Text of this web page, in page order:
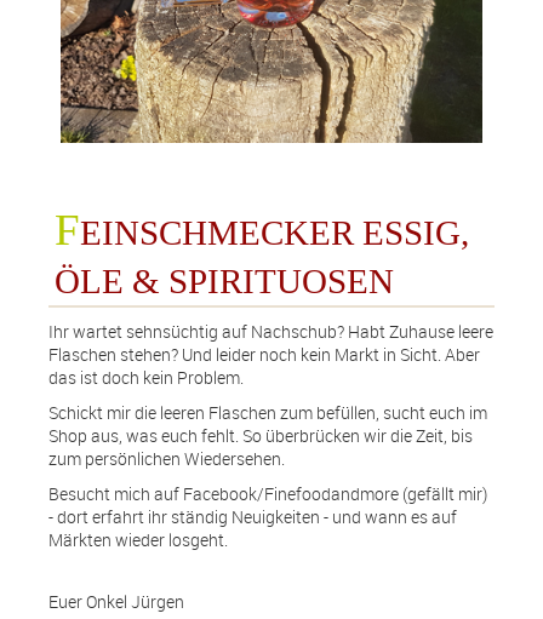
+49 (0)151 56045346
vCard speichern
FEINSCHMECKER ESSIG,
ÖLE & SPIRITUOSEN
Ihr wartet sehnsüchtig auf Nachschub? Habt Zuhause leere
Flaschen stehen? Und leider noch kein Markt in Sicht. Aber
das ist doch kein Problem.
Schickt mir die leeren Flaschen zum befüllen, sucht euch im
Shop aus, was euch fehlt. So überbrücken wir die Zeit, bis
zum persönlichen Wiedersehen.
Besucht mich auf Facebook/Finefoodandmore (gefällt mir)
- dort erfahrt ihr ständig Neuigkeiten - und wann es auf
Märkten wieder losgeht.
Euer Onkel Jürgen